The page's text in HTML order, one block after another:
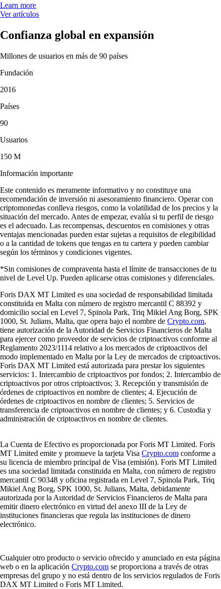
Learn more
Ver artículos
Confianza global en expansión
Millones de usuarios en más de 90 países
Fundación
2016
Países
90
Usuarios
150 M
Información importante
Este contenido es meramente informativo y no constituye una
recomendación de inversión ni asesoramiento financiero. Operar con
criptomonedas conlleva riesgos, como la volatilidad de los precios y la
situación del mercado. Antes de empezar, evalúa si tu perfil de riesgo
es el adecuado. Las recompensas, descuentos en comisiones y otras
ventajas mencionadas pueden estar sujetas a requisitos de elegibilidad
o a la cantidad de tokens que tengas en tu cartera y pueden cambiar
según los términos y condiciones vigentes.
*Sin comisiones de compraventa hasta el límite de transacciones de tu
nivel de Level Up. Pueden aplicarse otras comisiones y diferenciales.
Foris DAX MT Limited es una sociedad de responsabilidad limitada
constituida en Malta con número de registro mercantil C 88392 y
domicilio social en Level 7, Spinola Park, Triq Mikiel Ang Borg, SPK
1000, St. Julians, Malta, que opera bajo el nombre de Crypto.com,
tiene autorización de la Autoridad de Servicios Financieros de Malta
para ejercer como proveedor de servicios de criptoactivos conforme al
Reglamento 2023/1114 relativo a los mercados de criptoactivos del
modo implementado en Malta por la Ley de mercados de criptoactivos.
Foris DAX MT Limited está autorizada para prestar los siguientes
servicios: 1. Intercambio de criptoactivos por fondos; 2. Intercambio de
criptoactivos por otros criptoactivos; 3. Recepción y transmisión de
órdenes de criptoactivos en nombre de clientes; 4. Ejecución de
órdenes de criptoactivos en nombre de clientes; 5. Servicios de
transferencia de criptoactivos en nombre de clientes; y 6. Custodia y
administración de criptoactivos en nombre de clientes.
La Cuenta de Efectivo es proporcionada por Foris MT Limited. Foris
MT Limited emite y promueve la tarjeta Visa Crypto.com conforme a
su licencia de miembro principal de Visa (emisión). Foris MT Limited
es una sociedad limitada constituida en Malta, con número de registro
mercantil C 90348 y oficina registrada en Level 7, Spinola Park, Triq
Mikiel Ang Borg, SPK 1000, St. Julians, Malta, debidamente
autorizada por la Autoridad de Servicios Financieros de Malta para
emitir dinero electrónico en virtud del anexo III de la Ley de
instituciones financieras que regula las instituciones de dinero
electrónico.
Cualquier otro producto o servicio ofrecido y anunciado en esta página
web o en la aplicación Crypto.com se proporciona a través de otras
empresas del grupo y no está dentro de los servicios regulados de Foris
DAX MT Limited o Foris MT Limited.